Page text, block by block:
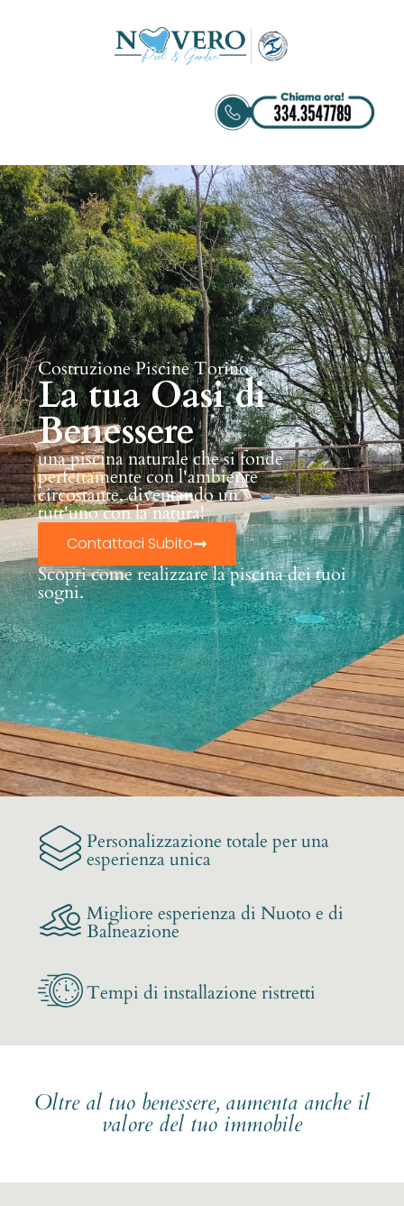
Costruzione Piscine Torino
La tua Oasi di
Benessere
una piscina naturale che si fonde
perfettamente con l'ambiente
circostante, diventando un
tutt'uno con la natura!
Contattaci Subito
Scopri come realizzare la piscina dei tuoi
sogni.
Personalizzazione totale per una
esperienza unica
Migliore esperienza di Nuoto e di
Balneazione
Tempi di installazione ristretti
Oltre al tuo benessere, aumenta anche il
valore del tuo immobile